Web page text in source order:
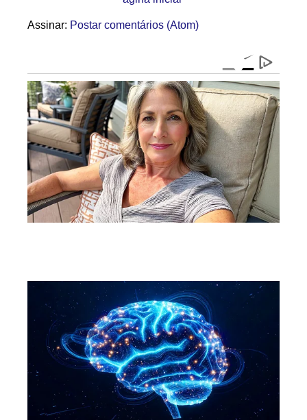
Assinar: Postar comentários (Atom)